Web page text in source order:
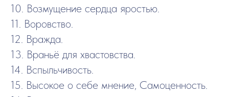
10. Возмущение сердца яростью.
11. Воровство.
12. Вражда.
13. Враньё для хвастовства.
14. Вспыльчивость.
15. Высокое о себе мнение, Самоценность.